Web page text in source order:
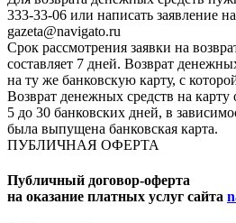
333-33-06 или написать заявление
gazeta@navigato.ru
Срок рассмотрения заявки на
составляет 7 дней. Возврат
на ту же банковскую карту, с
Возврат денежных средств на карту
5 до 30 банковских дней, в
была выпущена банковская карта.
ПУБЛИЧНАЯ ОФЕРТА
Публичный договор-оферта
на оказание платных услуг сайта